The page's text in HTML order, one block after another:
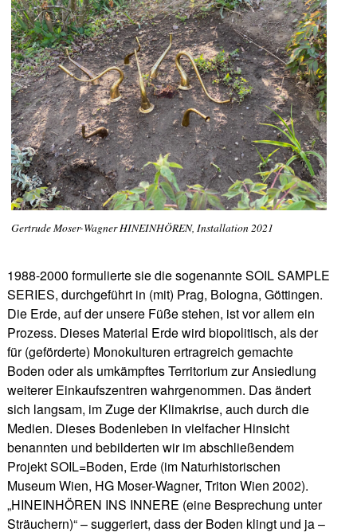
Gertrude Moser-Wagner HINEINHÖREN, Installation 2021
1988-2000 formulierte sie die sogenannte SOIL SAMPLE
SERIES, durchgeführt in (mit) Prag, Bologna, Göttingen.
Die Erde, auf der unsere Füße stehen, ist vor allem ein
Prozess. Dieses Material Erde wird biopolitisch, als der
für (geförderte) Monokulturen ertragreich gemachte
Boden oder als umkämpftes Territorium zur Ansiedlung
weiterer Einkaufszentren wahrgenommen. Das ändert
sich langsam, im Zuge der Klimakrise, auch durch die
Medien. Dieses Bodenleben in vielfacher Hinsicht
benannten und bebilderten wir im abschließendem
Projekt SOIL=Boden, Erde (im Naturhistorischen
Museum Wien, HG Moser-Wagner, Triton Wien 2002).
„HINEINHÖREN INS INNERE (eine Besprechung unter
Sträuchern)“ – suggeriert, dass der Boden klingt und ja –